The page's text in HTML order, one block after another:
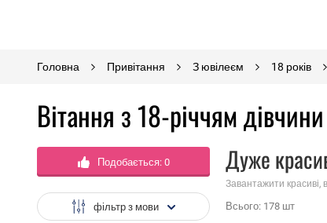
Головна Привітання З ювілеєм 18 років
Вітання з 18-річчям дівчини
Подобається: 0
фільтр з мови
Дуже
Завантажити красиві,
Всього: 178 шт